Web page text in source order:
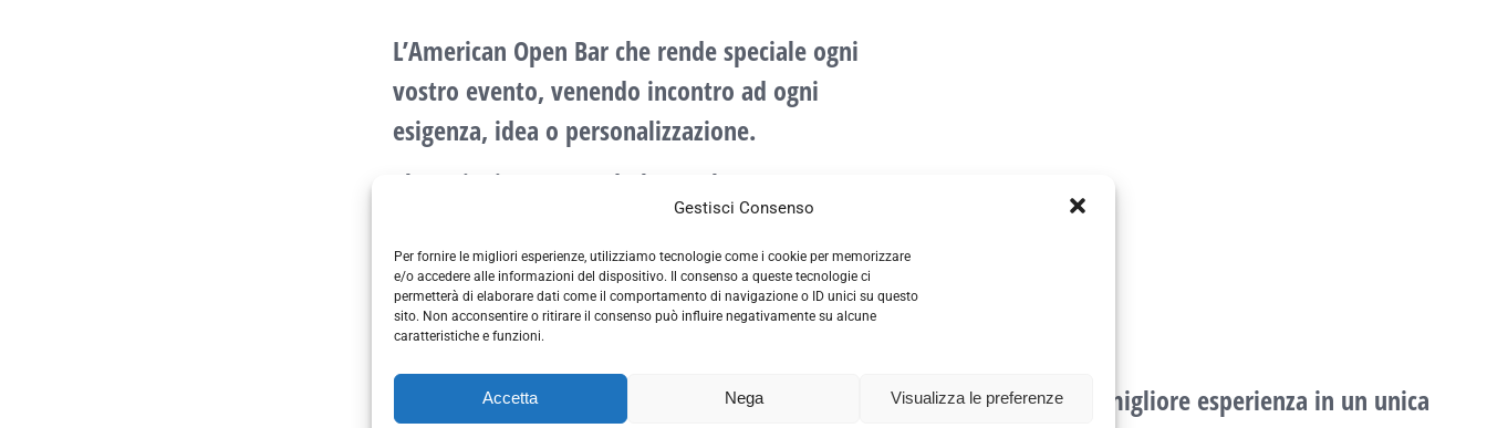
Gestisci Consenso
Per fornire le migliori esperienze, utilizziamo tecnologie come i cookie per memorizzare
e/o accedere alle informazioni del dispositivo. Il consenso a queste tecnologie ci
permetterà di elaborare dati come il comportamento di navigazione o ID unici su questo
sito. Non acconsentire o ritirare il consenso può influire negativamente su alcune
caratteristiche e funzioni.
Accetta Nega Visualizza le preferenze
L’American Open Bar che rende speciale ogni
vostro evento, venendo incontro ad ogni
esigenza, idea o personalizzazione.
Che voi stiate cercando l’open bar per un
o unevento aziendale
sei nel posto giusto.Basta chiedere.
Le caratteristiche del nostro open bar sono studiate per offrire la migliore esperienza in un unica